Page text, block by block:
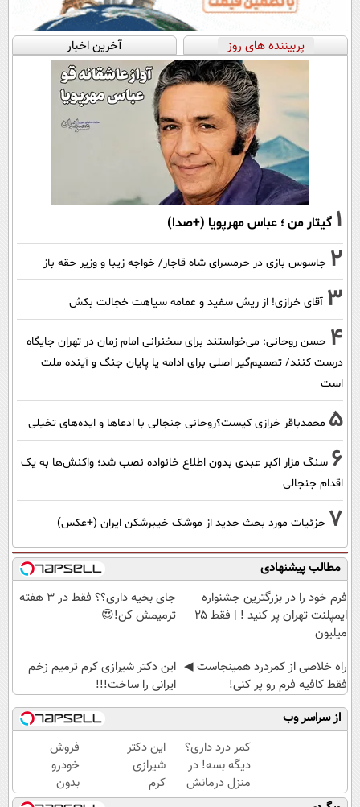
پربیننده های روز آخرین اخبار
1 گیتار من ؛ عباس مهرپویا (+صدا)
2 جاسوس بازی در حرمسرای شاه قاجار/ خواجه زیبا و وزیر حقه باز
3 آقای خرازی! از ریش سفید و عمامه سیاهت خجالت بکش
4 حسن روحانی: می‌خواستند برای سخنرانی امام زمان در تهران جایگاه
درست کنند/ تصمیم‌گیر اصلی برای ادامه یا پایان جنگ و آینده ملت
است
5 محمدباقر خرازی کیست؟روحانی جنجالی با ادعاها و ایده‌های تخیلی
6 سنگ مزار اکبر عبدی بدون اطلاع خانواده نصب شد؛ واکنش‌ها به یک
اقدام جنجالی
7 جزئیات مورد بحث جدید از موشک خیبرشکن ایران (+عکس)
مطالب پیشنهادی
فرم خود را در بزرگترین جشنواره
ایمپلنت تهران پر کنید ! | فقط ۲۵
میلیون
جای بخیه داری؟؟ فقط در 3 هفته
ترمیمش کن!😍
‌راه خلاصی از کمردرد همینجاست ◀
فقط کافیه فرم رو پر کنی!
این دکتر شیرازی کرم ترمیم زخم
ایرانی را ساخت!!!
از سراسر وب
کمر درد داری؟
دیگه بسه! در
منزل درمانش
کن
این دکتر
شیرازی
کرم
ترمیم
فروش
خودرو
بدون
کمیسیون